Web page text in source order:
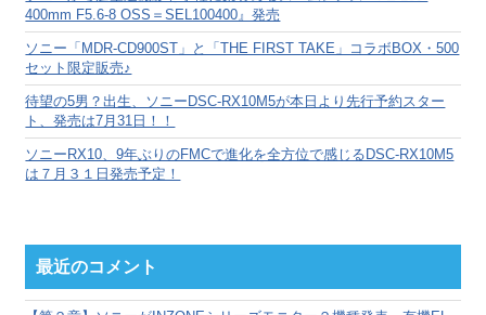
400mm F5.6-8 OSS＝SEL100400』発売
ソニー「MDR-CD900ST」と「THE FIRST TAKE」コラボBOX・500
セット限定販売♪
待望の5男？出生、ソニーDSC-RX10M5が本日より先行予約スター
ト、発売は7月31日！！
ソニーRX10、9年ぶりのFMCで進化を全方位で感じるDSC-RX10M5
は７月３１日発売予定！
最近のコメント